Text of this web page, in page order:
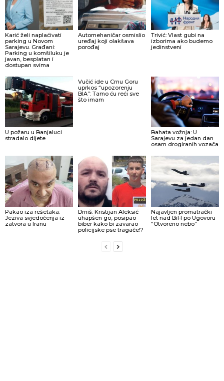
Karić želi naplaćivati
parking u Novom
Sarajevu. Građani:
Parking u komšiluku je
javan, besplatan i
dostupan svima
Automehaničar osmislio
uređaj koji olakšava
porođaj
Trivić: Vlast gubi na
izborima ako budemo
jedinstveni
U požaru u Banjaluci
stradalo dijete
Vučić ide u Crnu Goru
uprkos “upozorenju
BIA”: Tamo ću reći sve
što imam
Bahata vožnja: U
Sarajevu za jedan dan
osam drogiranih vozača
Pakao iza rešetaka:
Jeziva svjedočenja iz
zatvora u Iranu
Drniš: Kristijan Aleksić
uhapšen go, posipao
biber kako bi zavarao
policijske pse tragače!?
Najavljen promatrački
let nad BiH po Ugovoru
“Otvoreno nebo”